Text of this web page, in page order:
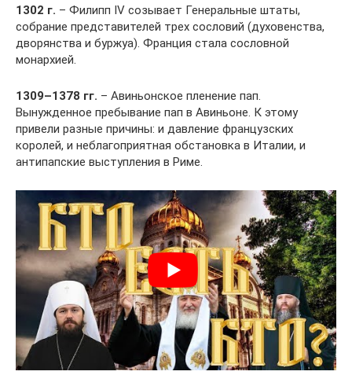
1302 г. – Филипп IV созывает Генеральные штаты,
собрание представителей трех сословий (духовенства,
дворянства и буржуа). Франция стала сословной
монархией.
1309–1378 гг. – Авиньонское пленение пап.
Вынужденное пребывание пап в Авиньоне. К этому
привели разные причины: и давление французских
королей, и неблагоприятная обстановка в Италии, и
антипапские выступления в Риме.